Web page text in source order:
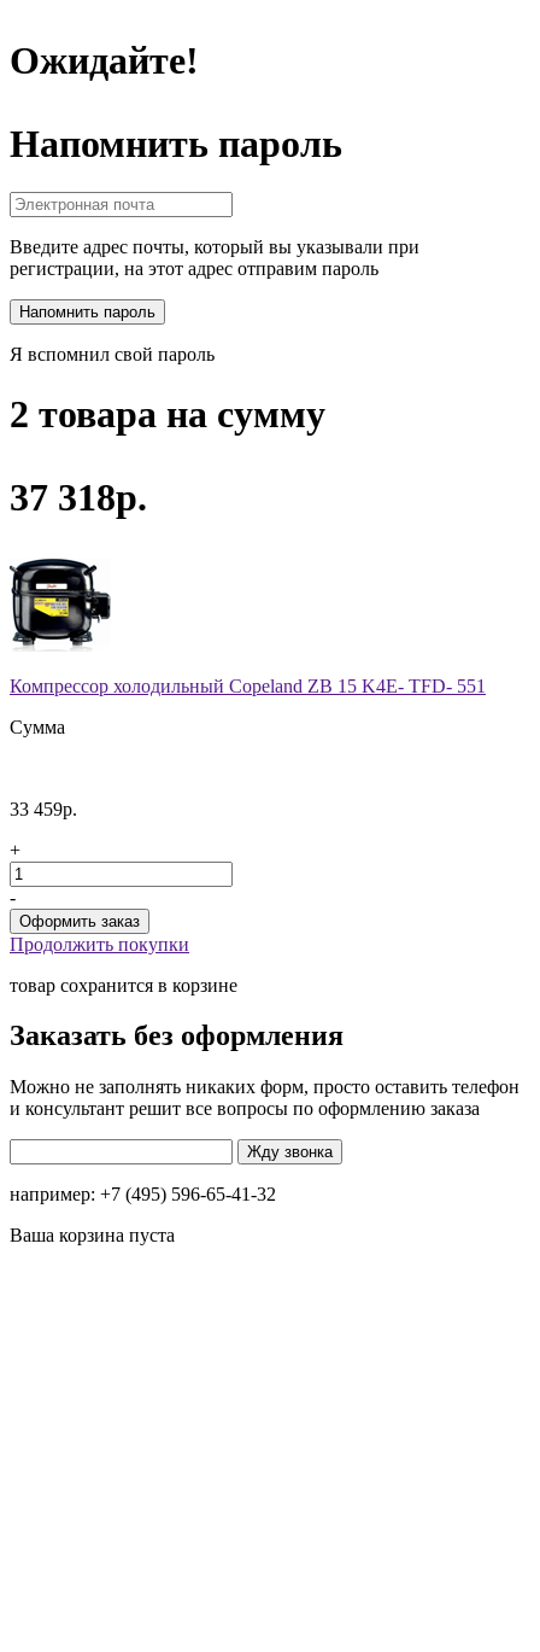
Ожидайте!
Напомнить пароль
Введите адрес почты, который вы указывали при
регистрации, на этот адрес отправим пароль
Я вспомнил свой пароль
2 товара на сумму
37 318р.
Компрессор холодильный Copeland ZB 15 K4E- TFD- 551
Сумма
33 459р.
+
-
Продолжить покупки
товар сохранится в корзине
Заказать без оформления
Можно не заполнять никаких форм, просто оставить телефон
и консультант решит все вопросы по оформлению заказа
например: +7 (495) 596-65-41-32
Ваша корзина пуста